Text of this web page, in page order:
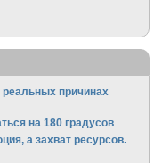
реальных причинах
на 180 градусов
а захват ресурсов.